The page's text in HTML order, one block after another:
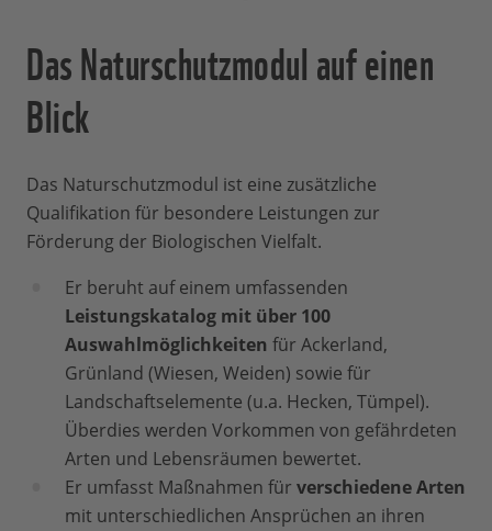
Das Naturschutzmodul auf einen
Blick
Das Naturschutzmodul ist eine zusätzliche
Qualifikation für besondere Leistungen zur
Förderung der Biologischen Vielfalt.
Er beruht auf einem umfassenden
Leistungskatalog mit über 100
Auswahlmöglichkeiten für Ackerland,
Grünland (Wiesen, Weiden) sowie für
Landschaftselemente (u.a. Hecken, Tümpel).
Überdies werden Vorkommen von gefährdeten
Arten und Lebensräumen bewertet.
Er umfasst Maßnahmen für verschiedene Arten
mit unterschiedlichen Ansprüchen an ihren